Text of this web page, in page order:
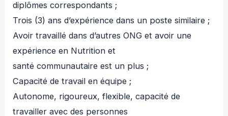
diplômes correspondants ;
Trois (3) ans d’expérience dans un poste similaire ;
Avoir travaillé dans d’autres ONG et avoir une
expérience en Nutrition et
santé communautaire est un plus ;
Capacité de travail en équipe ;
Autonome, rigoureux, flexible, capacité de
travailler avec des personnes